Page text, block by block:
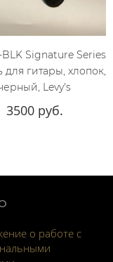
BLK Signature Series
для гитары, хлопок,
Levy's
3500 руб.
о работе с